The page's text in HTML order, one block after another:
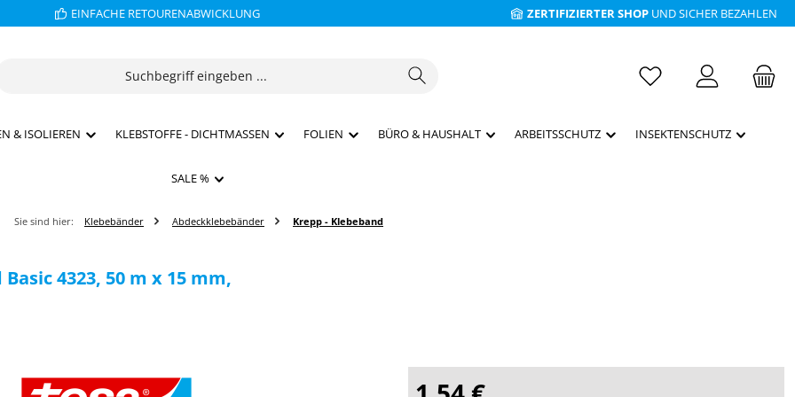
EINFACHE RETOURENABWICKLUNG ZERTIFIZIERTER SHOP UND SICHER BEZAHLEN
& ISOLIEREN KLEBSTOFFE - DICHTMASSEN FOLIEN BÜRO & HAUSHALT ARBEITSSCHUTZ INSEKTENSCHUTZ
SALE %
Sie sind hier: Klebebänder Abdeckklebebänder Krepp - Klebeband
4323, 50 m x 15 mm,